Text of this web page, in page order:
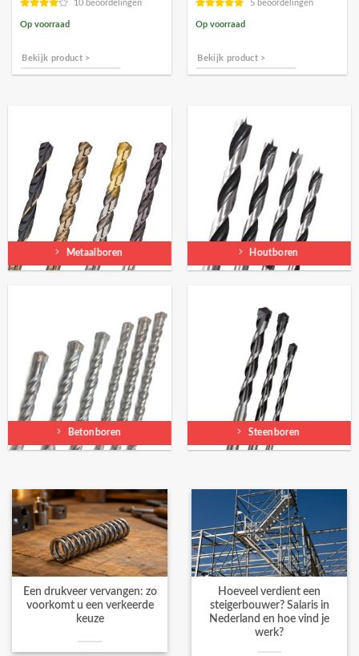
10 beoordelingen
Op voorraad
Bekijk product >
5 beoordelingen
Op voorraad
Bekijk product >
Metaalboren Houtboren
Betonboren Steenboren
Een drukveer vervangen: zo
voorkomt u een verkeerde
keuze
Hoeveel verdient een
steigerbouwer? Salaris in
Nederland en hoe vind je
werk?